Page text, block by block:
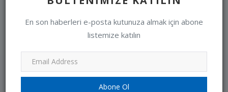
En son haberleri e-posta kutunuza almak için abone
listemize katılın
Abone Ol
LÜTFEN ARACINIZI
ÇALIŞTIRMADAN ÖNCE KAPUTA
VURUN VE KON...